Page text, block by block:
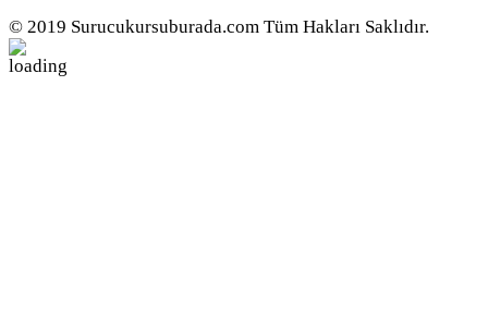
© 2019 Surucukursuburada.com Tüm Hakları Saklıdır.